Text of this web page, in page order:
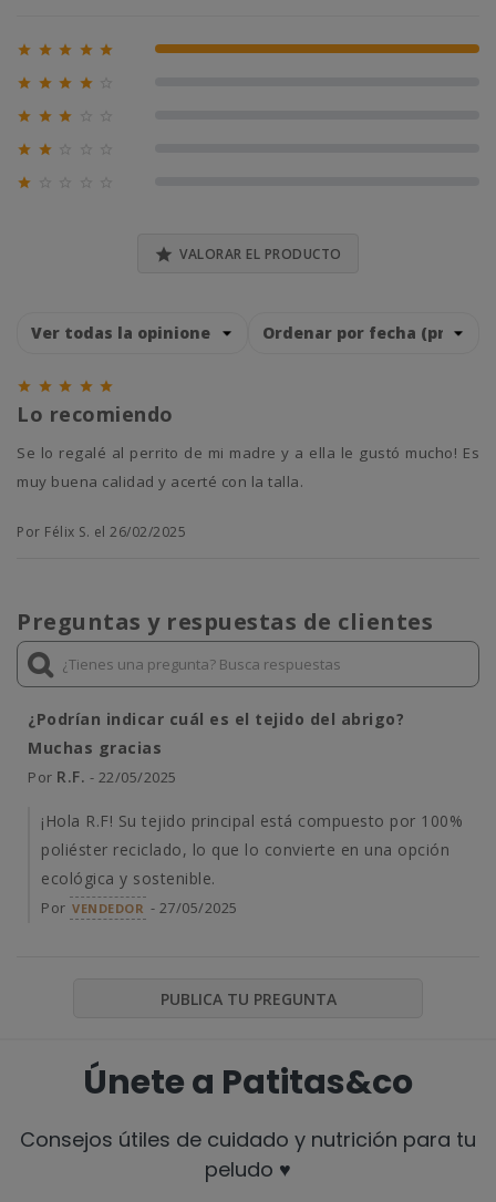
     100% (1)
   
  
 

 VALORAR EL PRODUCTO
    
Lo recomiendo
Se lo regalé al perrito de mi madre y a ella le gustó mucho! Es
muy buena calidad y acerté con la talla.
Por Félix S. el 26/02/2025
Preguntas y respuestas de clientes
¿Podrían indicar cuál es el tejido del abrigo?
Muchas gracias
Por R.F. - 22/05/2025
¡Hola R.F! Su tejido principal está compuesto por 100%
poliéster reciclado, lo que lo convierte en una opción
ecológica y sostenible.
Por VENDEDOR - 27/05/2025
PUBLICA TU PREGUNTA
Únete a Patitas&co
Consejos útiles de cuidado y nutrición para tu
peludo ♥️